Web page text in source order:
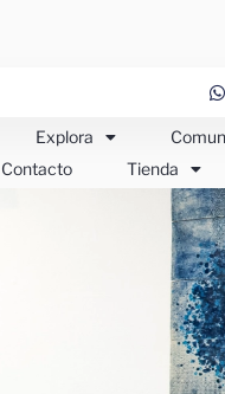
Explora
Contacto
Tienda